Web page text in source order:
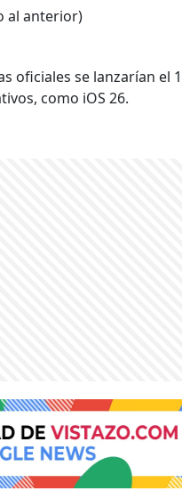
al anterior)
oficiales se lanzarían el
como iOS 26.